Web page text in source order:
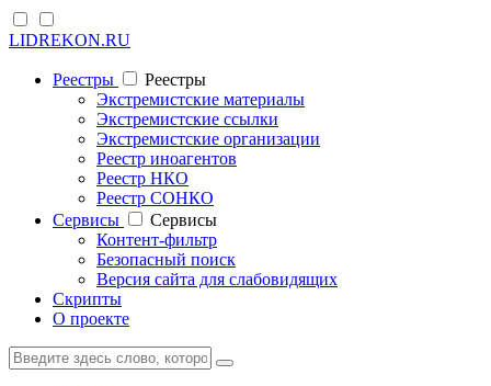
LIDREKON.RU
Реестры
Реестры
Экстремистские материалы
Экстремистские ссылки
Экстремистские организации
Реестр иноагентов
Реестр НКО
Реестр СОНКО
Cервисы
Cервисы
Контент-фильтр
Безопасный поиск
Версия сайта для слабовидящих
Скрипты
О проекте